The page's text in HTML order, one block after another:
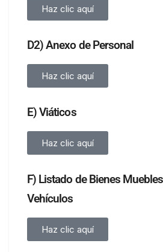
Haz clic aquí
D2) Anexo de Personal
Haz clic aquí
E) Viáticos
Haz clic aquí
F) Listado de Bienes
Vehículos
Haz clic aquí